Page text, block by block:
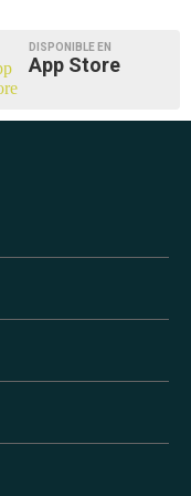
DISPONIBLE EN
App Store